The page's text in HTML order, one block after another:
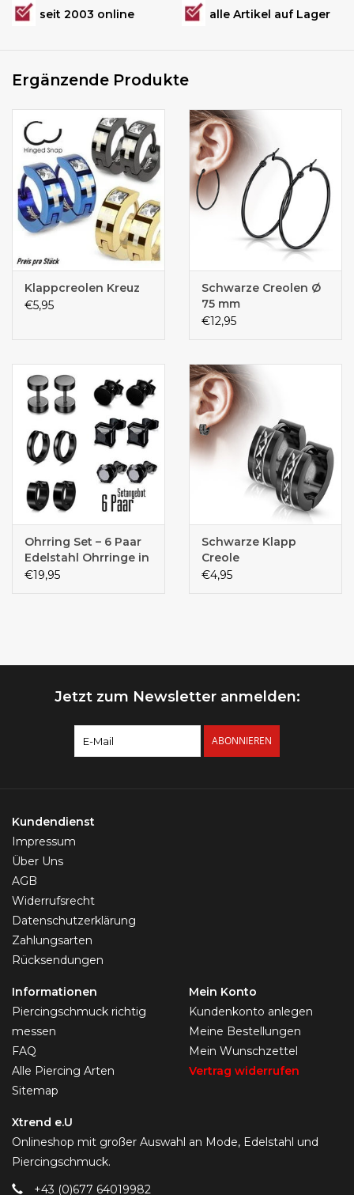
seit 2003 online
alle Artikel auf Lager
Ergänzende Produkte
Klappcreolen Kreuz
€5,95
Schwarze Creolen Ø
75 mm
€12,95
Ohrring Set – 6 Paar
Edelstahl Ohrringe in
Schwarz | Ohrstecker
€19,95
Schwarze Klapp
Creole
€4,95
Jetzt zum Newsletter anmelden:
ABONNIEREN
Kundendienst
Impressum
Über Uns
AGB
Widerrufsrecht
Datenschutzerklärung
Zahlungsarten
Rücksendungen
Informationen
Piercingschmuck richtig
messen
FAQ
Alle Piercing Arten
Sitemap
Mein Konto
Kundenkonto anlegen
Meine Bestellungen
Mein Wunschzettel
Vertrag widerrufen
Xtrend e.U
Onlineshop mit großer Auswahl an Mode, Edelstahl und
Piercingschmuck.
+43 (0)677 64019982